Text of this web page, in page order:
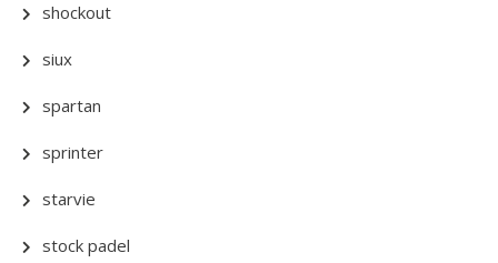
shockout
siux
spartan
sprinter
starvie
stock padel